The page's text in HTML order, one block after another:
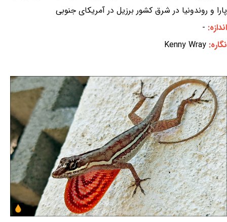
پارا و روندونیا در شرق کشور برزیل در آمریکای جنوبی
اندازه: -
نگاره: Kenny Wray